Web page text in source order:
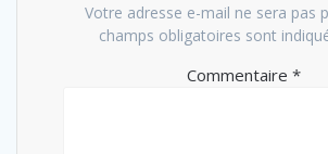
Votre adresse e-mail ne sera pas
champs obligatoires sont
Commentaire *